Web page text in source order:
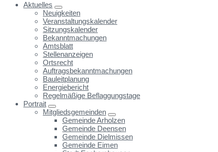
Aktuelles
Neuigkeiten
Veranstaltungskalender
Sitzungskalender
Bekanntmachungen
Amtsblatt
Stellenanzeigen
Ortsrecht
Auftragsbekanntmachungen
Bauleitplanung
Energiebericht
Regelmäßige Beflaggungstage
Portrait
Mitgliedsgemeinden
Gemeinde Arholzen
Gemeinde Deensen
Gemeinde Dielmissen
Gemeinde Eimen